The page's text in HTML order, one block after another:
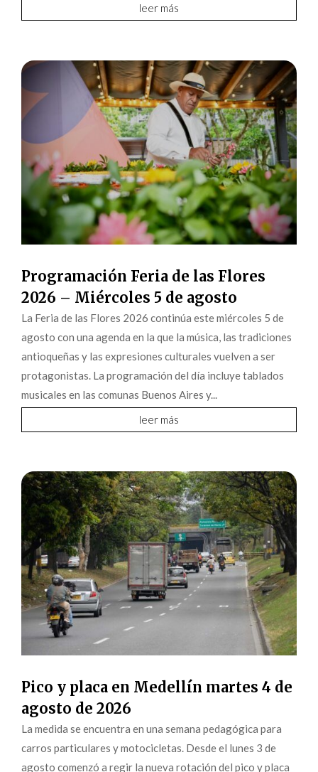
leer más
Programación Feria de las Flores
2026 – Miércoles 5 de agosto
La Feria de las Flores 2026 continúa este miércoles 5 de
agosto con una agenda en la que la música, las tradiciones
antioqueñas y las expresiones culturales vuelven a ser
protagonistas. La programación del día incluye tablados
musicales en las comunas Buenos Aires y...
leer más
Pico y placa en Medellín martes 4 de
agosto de 2026
La medida se encuentra en una semana pedagógica para
carros particulares y motocicletas. Desde el lunes 3 de
agosto comenzó a regir la nueva rotación del pico y placa